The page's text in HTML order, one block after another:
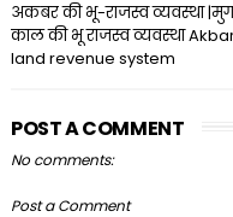
अकबर की भू-राजस्व व्यवस्था
काल की भू राजस्व व्यवस्था
land revenue system
POST A COMMENT
No comments:
Post a Comment